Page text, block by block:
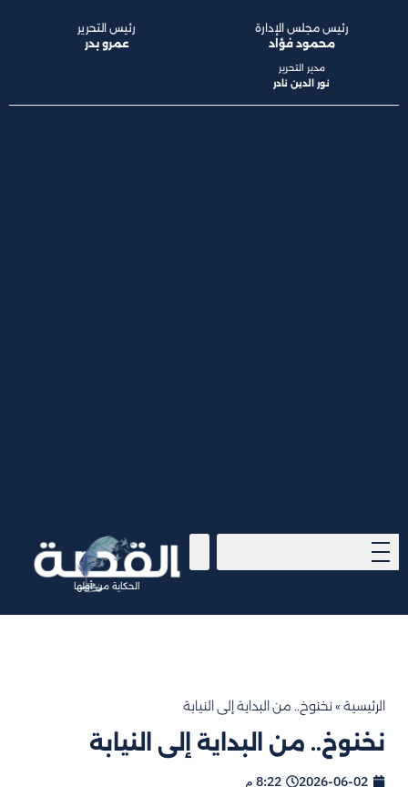
الحكاية من أولها
رئيس مجلس الإدارة
محمود فؤاد
مدير التحرير
نور الدين نادر
رئيس التحرير
عمرو بدر
الرئيسية » نخنوخ.. من البداية إلى النيابة
نخنوخ.. من البداية إلى النيابة
2026-06-02 8:22 م